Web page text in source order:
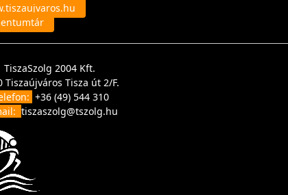
TiszaSzolg 2004 Kft.
Tiszaújváros Tisza út 2/F.
+36 (49) 544 310
tiszaszolg@tszolg.hu